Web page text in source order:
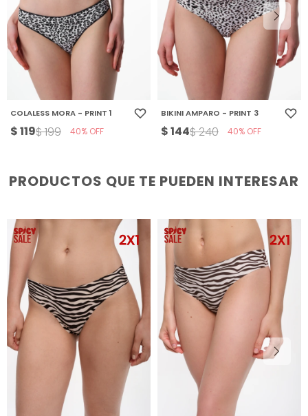
COLALESS MORA - PRINT 1
$119$199 40
BIKINI AMPARO - PRINT 3
$144$240 40
PRODUCTOS QUE TE PUEDEN INTERESAR